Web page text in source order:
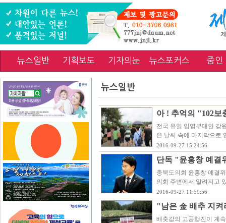
뉴스일반 기획보도 기자의눈 뉴스포커스 줌인
뉴스일반
아 ! 추억의 "102
전국 유일 입영부대인 강
은 날씨 속에 마지막으로
2016-09-27 15:24:56
단독 "윤홍창 예결
충북도의회 윤홍창 예결
의회 주변에서 알려지고
2016-09-27 11:59:56
"남은 金 배추 지
배춧값의 고공행진이 계